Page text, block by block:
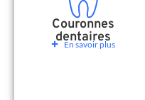
Couronnes
dentaires
En savoir plus